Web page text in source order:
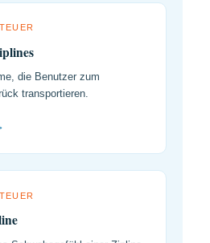
die Benutzer zum
transportieren.